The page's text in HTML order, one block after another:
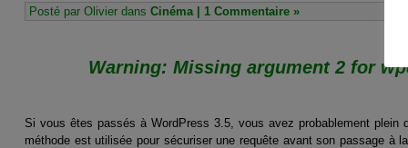
Posté par Olivier dans Cinéma 1 Commentaire »
Warning: Missing argument 2 for
Si vous êtes passés à WordPress 3.5, vous avez probablement plein
méthode est utilisée pour sécuriser une requête avant son passage à